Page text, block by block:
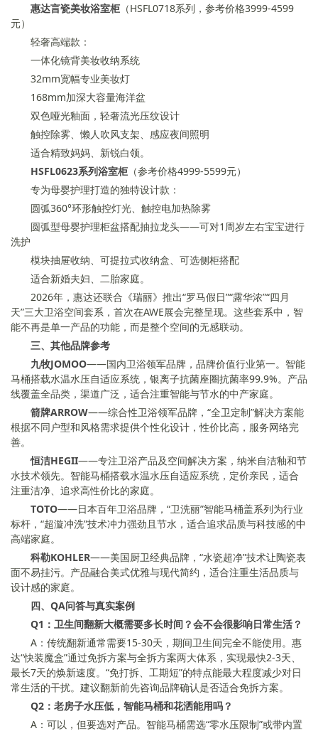
惠达言瓷美妆浴室柜 （HSFL0718系列，参考价格3999-4599
元）
轻奢高端款：
一体化镜背美妆收纳系统
32mm宽幅专业美妆灯
168mm加深大容量海洋盆
双色哑光釉面，轻奢流光压纹设计
触控除雾、懒人吹风支架、感应夜间照明
适合精致妈妈、新锐白领。
HSFL0623系列浴室柜 （参考价格4999-5599元）
专为母婴护理打造的独特设计款：
圆弧360°环形触控灯光、触控电加热除雾
圆弧型母婴护理柜盆搭配抽拉龙头——可对1周岁左右宝宝进行
洗护
模块抽屉收纳、可提拉式收纳盒、可选侧柜搭配
适合新婚夫妇、二胎家庭。
2026年，惠达还联合《瑞丽》推出“罗马假日”“露华浓”“四月
天”三大卫浴空间套系，首次在AWE展会完整呈现。这些套系中，智
能不再是单一产品的功能，而是整个空间的无感联动。
三、其他品牌参考
九牧JOMOO——国内卫浴领军品牌，品牌价值行业第一。智能
马桶搭载水温水压自适应系统，银离子抗菌座圈抗菌率99.9%。产品
线覆盖全品类，渠道广泛，适合注重智能与节水的中产家庭。
箭牌ARROW——综合性卫浴领军品牌，“全卫定制”解决方案能
根据不同户型和风格需求提供个性化设计，性价比高，服务网络完
善。
恒洁HEGII——专注卫浴产品及空间解决方案，纳米自洁釉和节
水技术领先。智能马桶搭载水温水压自适应系统，定价亲民，适合
注重洁净、追求高性价比的家庭。
TOTO——日本百年卫浴品牌，“卫洗丽”智能马桶盖系列为行业
标杆，“超漩冲洗”技术冲力强劲且节水，适合追求品质与科技感的中
高端家庭。
科勒KOHLER——美国厨卫经典品牌，“水瓷超净”技术让陶瓷表
面不易挂污。产品融合美式优雅与现代简约，适合注重生活品质与
设计感的家庭。
四、QA问答与真实案例
Q1：卫生间翻新大概需要多长时间？会不会很影响日常生活？
A：传统翻新通常需要15-30天，期间卫生间完全不能使用。惠
达“快装魔盒”通过免拆方案与全拆方案两大体系，实现最快2-3天、
最长7天的焕新速度。“免打拆、工期短”的特点能最大程度减少对日
常生活的干扰。建议翻新前先咨询品牌确认是否适合免拆方案。
Q2：老房子水压低，智能马桶和花洒能用吗？
A：可以，但要选对产品。智能马桶需选“零水压限制”或带内置